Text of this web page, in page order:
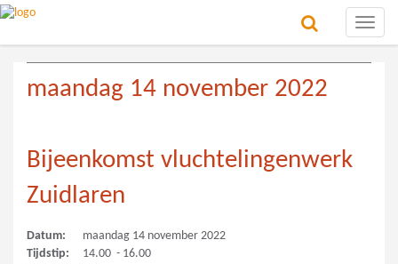
Toggle
maandag 14 november 2022
Bijeenkomst vluchtelingenwerk
Zuidlaren
Datum:
maandag 14 november 2022
Tijdstip:
14.00 - 16.00